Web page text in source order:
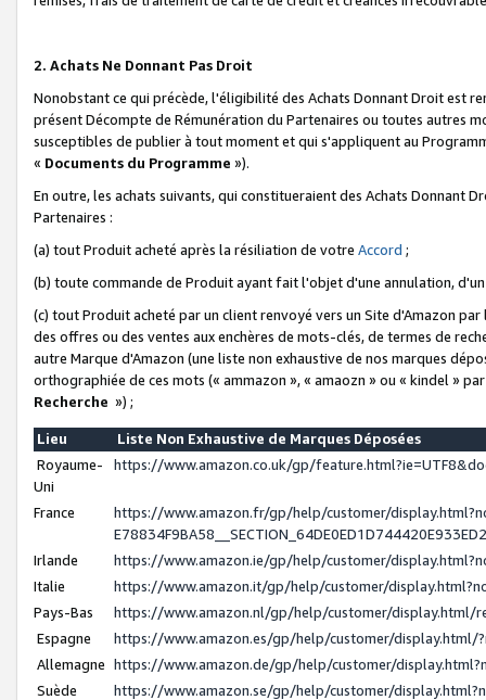
2. Achats Ne Donnant Pas Droit
Nonobstant ce qui précède, l'éligibilité des Achats Donnant Droit est
présent Décompte de Rémunération du Partenaires ou toutes autres
susceptibles de publier à tout moment et qui s'appliquent au
« Documents du Programme »).
En outre, les achats suivants, qui constitueraient des Achats Donnant
Partenaires :
(a) tout Produit acheté après la résiliation de votre Accord ;
(b) toute commande de Produit ayant fait l'objet d'une annulation,
(c) tout Produit acheté par un client renvoyé vers un Site d'Amazon
des offres ou des ventes aux enchères de mots-clés, de termes de
autre Marque d'Amazon (une liste non exhaustive de nos marques
orthographiée de ces mots (« ammazon », « amaozn » ou « kindel »
Recherche ») ;
Lieu
Liste Non Exhaustive de Marques Déposées
Royaume-
Uni
https://www.amazon.co.uk/gp/
France
https://www.amazon.fr/gp/help/customer/
Irlande
https://www.amazon.ie/gp/help/customer/
Italie
https://www.amazon.it/gp/help/customer/
Pays-Bas
https://www.amazon.nl/gp/help/customer/display.html/
Espagne
https://www.amazon.es/gp/help/customer/display.html/
Allemagne https://www.amazon.de/gp/help/customer/
Suède
https://www.amazon.se/gp/help/customer/